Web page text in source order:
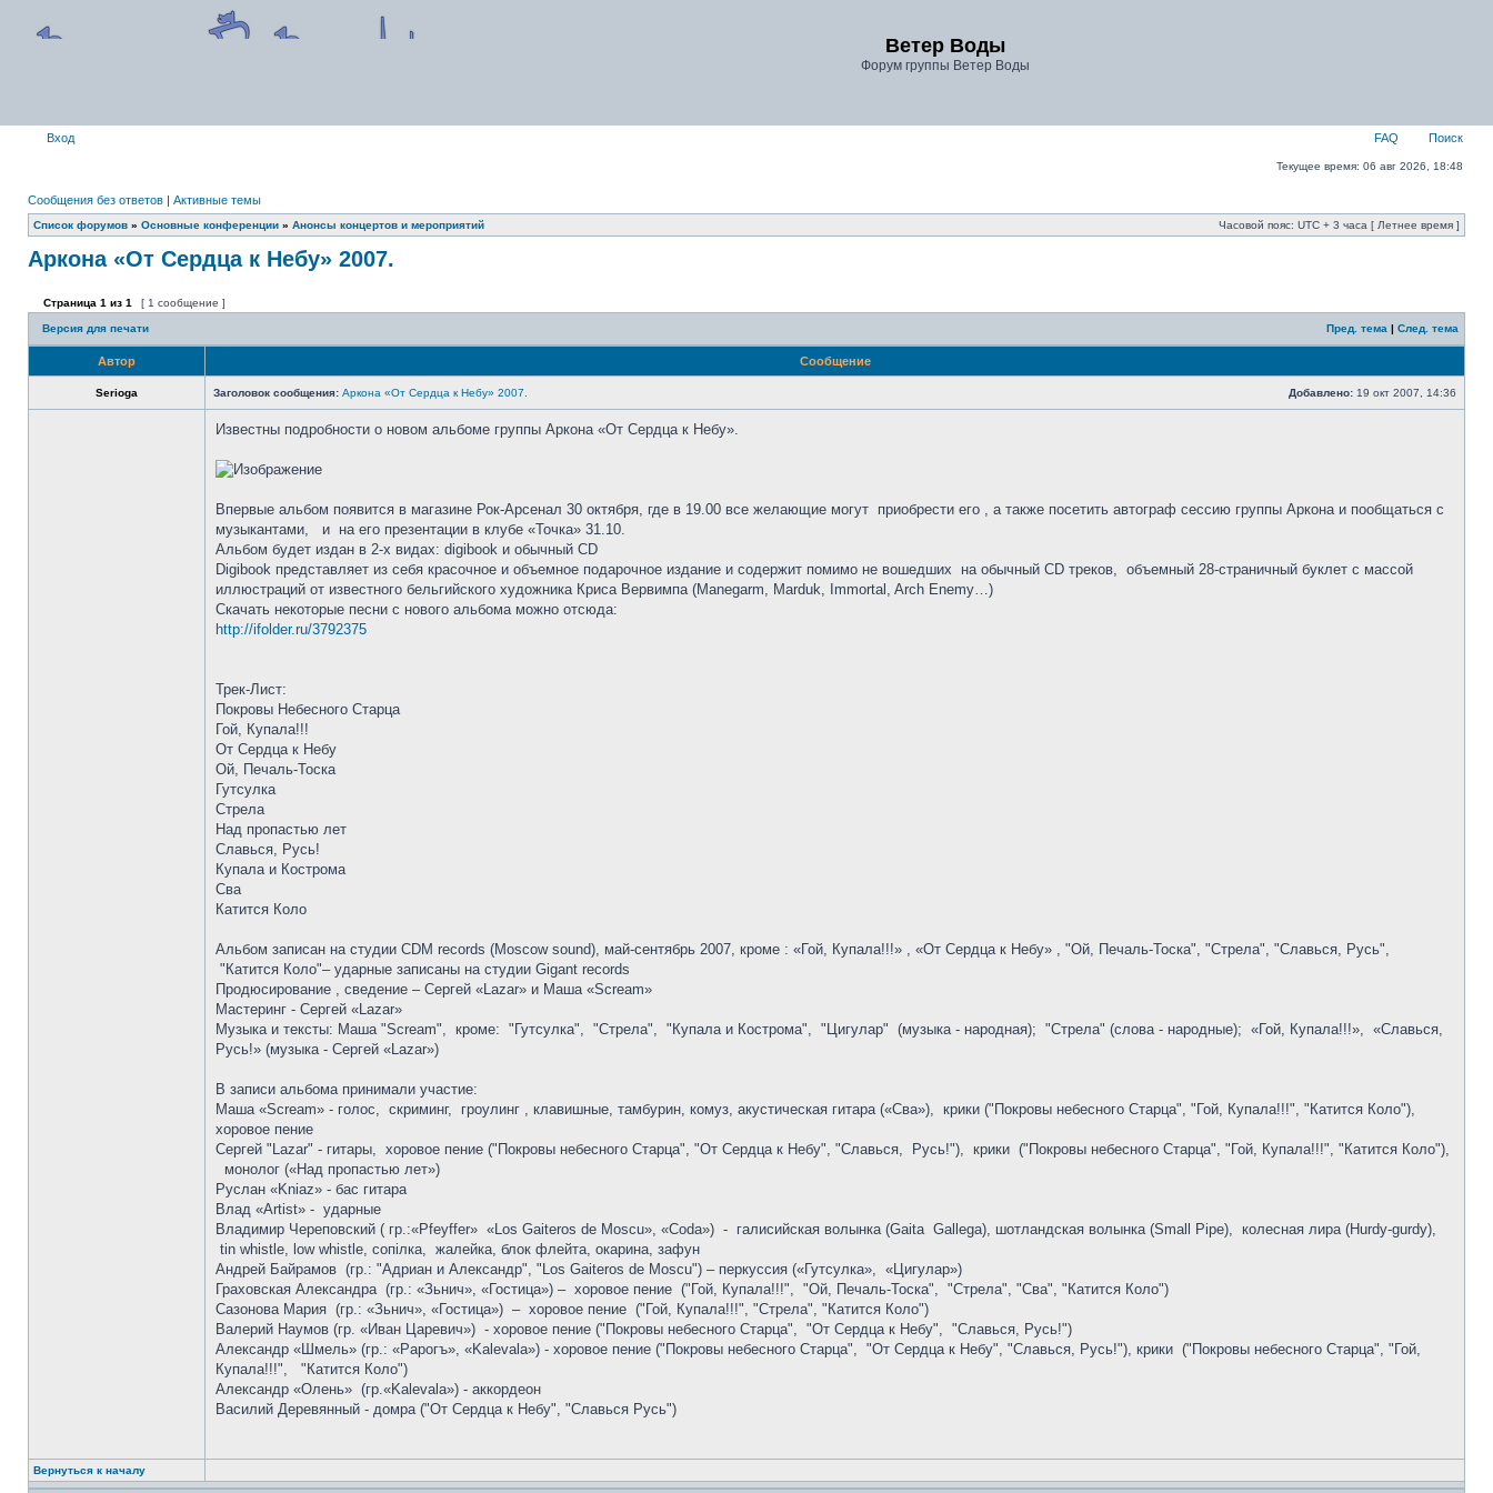
Ветер Воды
Форум группы Ветер Воды
Вход FAQ Поиск
Текущее время: 06 авг 2026, 18:48
Сообщения без ответов | Активные темы
Список форумов » Основные конференции » Анонсы концертов и мероприятий Часовой пояс: UTC + 3 часа [ Летнее время ]
Аркона «От Сердца к Небу» 2007.
Страница 1 из 1 [ 1 сообщение ]
Версия для печати Пред. тема | След. тема
Автор Сообщение
Serioga Заголовок сообщения: Аркона «От Сердца к Небу» 2007. Добавлено: 19 окт 2007, 14:36
Известны подробности о новом альбоме группы Аркона «От Сердца к Небу».
Впервые альбом появится в магазине Рок-Арсенал 30 октября, где в 19.00 все желающие могут приобрести его , а также посетить автограф сессию группы Аркона и пообщаться с
музыкантами, и на его презентации в клубе «Точка» 31.10.
Альбом будет издан в 2-х видах: digibook и обычный CD
Digibook представляет из себя красочное и объемное подарочное издание и содержит помимо не вошедших на обычный CD треков, объемный 28-страничный буклет с массой
иллюстраций от известного бельгийского художника Криса Вервимпа (Manegarm, Marduk, Immortal, Arch Enemy…)
Скачать некоторые песни с нового альбома можно отсюда:
http://ifolder.ru/3792375
Трек-Лист:
Покровы Небесного Старца
Гой, Купала!!!
От Сердца к Небу
Ой, Печаль-Тоска
Гутсулка
Стрела
Над пропастью лет
Славься, Русь!
Купала и Кострома
Сва
Катится Коло
Альбом записан на студии CDM records (Moscow sound), май-сентябрь 2007, кроме : «Гой, Купала!!!» , «От Сердца к Небу» , "Ой, Печаль-Тоска", "Стрела", "Славься, Русь",
"Катится Коло"– ударные записаны на студии Gigant records
Продюсирование , сведение – Сергей «Lazar» и Маша «Scream»
Мастеринг - Сергей «Lazar»
Музыка и тексты: Маша "Scream", кроме: "Гутсулка", "Стрела", "Купала и Кострома", "Цигулар" (музыка - народная); "Стрела" (слова - народные); «Гой, Купала!!!», «Славься,
Русь!» (музыка - Сергей «Lazar»)
В записи альбома принимали участие:
Маша «Scream» - голос, скриминг, гроулинг , клавишные, тамбурин, комуз, акустическая гитара («Сва»), крики ("Покровы небесного Старца", "Гой, Купала!!!", "Катится Коло"),
хоровое пение
Сергей "Lazar" - гитары, хоровое пение ("Покровы небесного Старца", "От Сердца к Небу", "Славься, Русь!"), крики ("Покровы небесного Старца", "Гой, Купала!!!", "Катится Коло"),
монолог («Над пропастью лет»)
Руслан «Kniaz» - бас гитара
Влад «Artist» - ударные
Владимир Череповский ( гр.:«Pfeyffer» «Los Gaiteros de Moscu», «Coda») - галисийская волынка (Gaita Gallega), шотландская волынка (Small Pipe), колесная лира (Hurdy-gurdy),
tin whistle, low whistle, сопiлка, жалейка, блок флейта, окарина, зафун
Андрей Байрамов (гр.: "Адриан и Александр", "Los Gaiteros de Moscu") – перкуссия («Гутсулка», «Цигулар»)
Граховская Александра (гр.: «Зьнич», «Гостица») – хоровое пение ("Гой, Купала!!!", "Ой, Печаль-Тоска", "Стрела", "Сва", "Катится Коло")
Сазонова Мария (гр.: «Зьнич», «Гостица») – хоровое пение ("Гой, Купала!!!", "Стрела", "Катится Коло")
Валерий Наумов (гр. «Иван Царевич») - хоровое пение ("Покровы небесного Старца", "От Сердца к Небу", "Славься, Русь!")
Александр «Шмель» (гр.: «Рарогъ», «Kalevala») - хоровое пение ("Покровы небесного Старца", "От Сердца к Небу", "Славься, Русь!"), крики ("Покровы небесного Старца", "Гой,
Купала!!!", "Катится Коло")
Александр «Олень» (гр.«Kalevala») - аккордеон
Василий Деревянный - домра ("От Сердца к Небу", "Славься Русь")
Вернуться к началу